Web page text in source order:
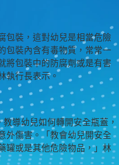
包裝，這對幼兒是相當危險
包裝內含有毒物質，常常一
將包裝中的防腐劑或是有害
執行長表示。
導幼兒如何轉開安全瓶蓋，
外傷害。「教會幼兒開安全
罐或是其他危險物品，」林